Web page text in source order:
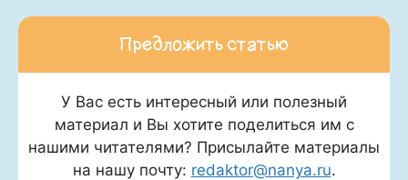
Предложить статью
У Вас есть интересный или полезный
материал и Вы хотите поделиться им с
нашими читателями? Присылайте материалы
на нашу почту: redaktor@nanya.ru.